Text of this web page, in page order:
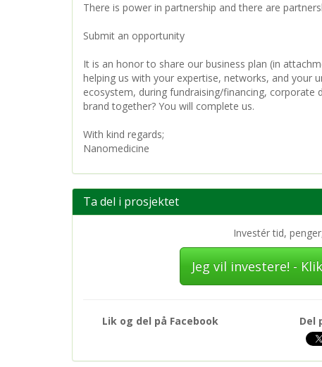
There is power in partnership and there are
Submit an opportunity
It is an honor to share our business plan (in
helping us with your expertise, networks, and your
ecosystem, during fundraising/financing,
brand together? You will complete us.
With kind regards;
Nanomedicine
Ta del i prosjektet
Investér tid,
Jeg vil investere! -
Lik og del på Facebook Del